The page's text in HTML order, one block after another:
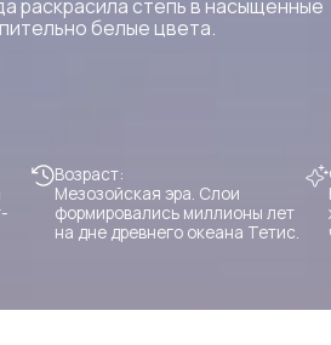
на дне древнего океана Тетис.
чистый мел.